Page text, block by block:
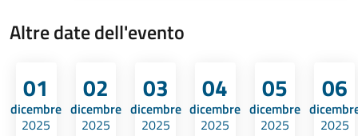
Altre date dell'evento
01
dicembre
2025
02
dicembre
2025
03
dicembre
2025
04
dicembre
2025
05
dicembre
2025
06
2025